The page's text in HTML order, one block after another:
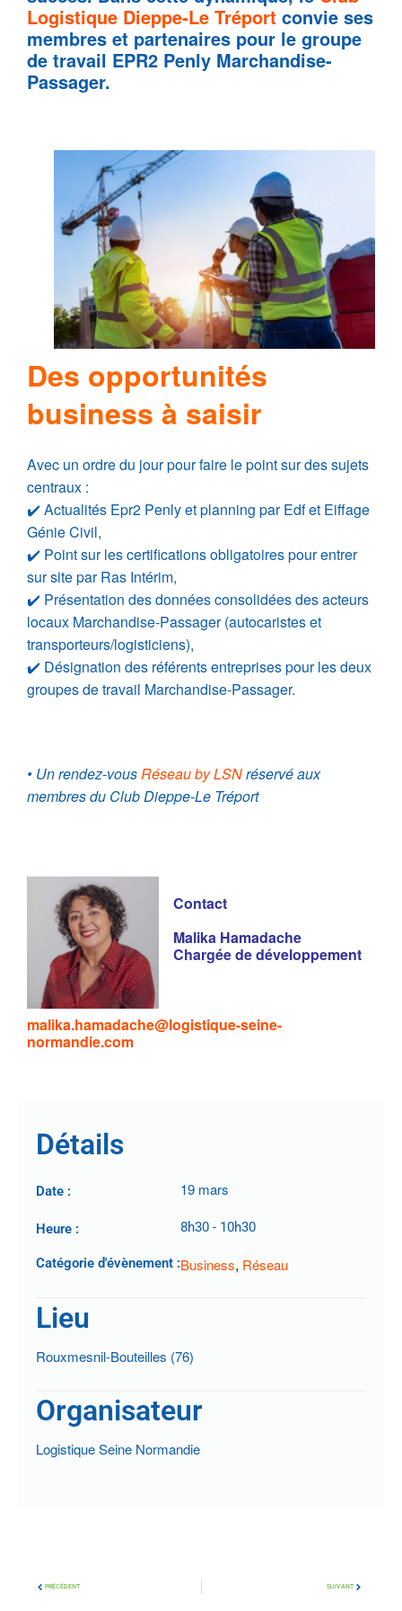
Logistique Dieppe-Le Tréport convie ses
membres et partenaires pour le groupe
de travail EPR2 Penly Marchandise-
Passager.
Des opportunités
business à saisir
Avec un ordre du jour pour faire le point sur des sujets
centraux :
✔️ Actualités Epr2 Penly et planning par Edf et Eiffage
Génie Civil,
✔️ Point sur les certifications obligatoires pour entrer
sur site par Ras Intérim,
✔️ Présentation des données consolidées des acteurs
locaux Marchandise-Passager (autocaristes et
transporteurs/logisticiens),
✔️ Désignation des référents entreprises pour les deux
groupes de travail Marchandise-Passager.
• Un rendez-vousRéseau by LSNréservé aux
membres du Club Dieppe-Le Tréport
Contact
Malika Hamadache
Chargée de développement
malika.hamadache@logistique-seine-
normandie.com
Détails
Date : 19 mars
Heure : 8h30 - 10h30
Catégorie d'évènement :Business, Réseau
Lieu
Rouxmesnil-Bouteilles (76)
Organisateur
Logistique Seine Normandie
PRÉCÉDENT SUIVANT